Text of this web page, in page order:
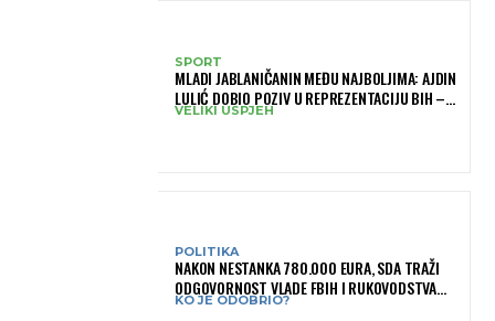
SPORT
MLADI JABLANIČANIN MEĐU NAJBOLJIMA: AJDIN
LULIĆ DOBIO POZIV U REPREZENTACIJU BIH –
BRANIT ĆE BOJE BIH NA SLOVENIA BALL
VELIKI USPJEH
POLITIKA
NAKON NESTANKA 780.000 EURA, SDA TRAŽI
ODGOVORNOST VLADE FBIH I RUKOVODSTVA
IGMANA
KO JE ODOBRIO?